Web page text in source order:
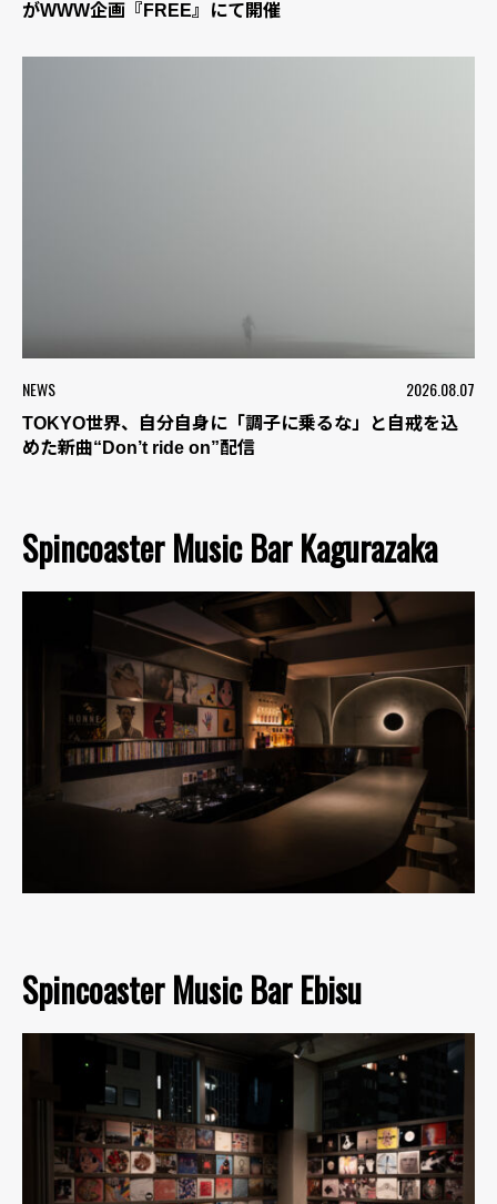
がWWW企画『FREE』にて開催
NEWS 2026.08.07
TOKYO世界、自分自身に「調子に乗るな」と自戒を込
めた新曲“Don’t ride on”配信
Spincoaster Music Bar Kagurazaka
Spincoaster Music Bar Ebisu